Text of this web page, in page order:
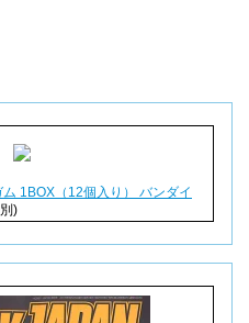
1BOX（12個入り） バンダイ
)